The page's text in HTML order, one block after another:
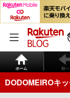
ホーム 前へ
DODOMEIROキ